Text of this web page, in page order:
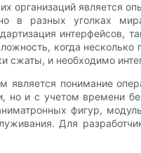
организаций является
в разных уголках
интерфейсов,
когда
сжаты, и необходимо
является понимание
но и с учетом времени
фигур,
Для